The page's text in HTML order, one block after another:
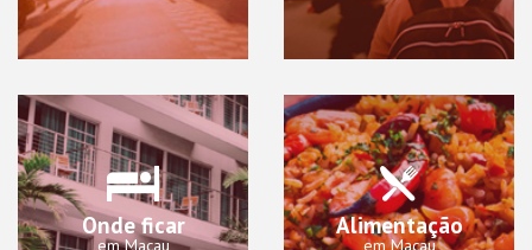
Onde ficar
em Macau
Alimentação
em Macau